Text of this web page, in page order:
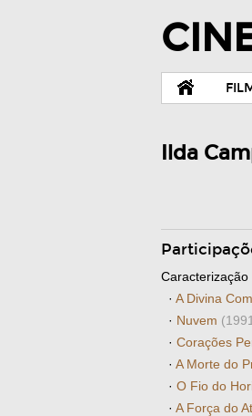
Ilda
Caracterização
· A Divina
· Nuvem
· Corações
· A Morte do
· O Fio do
· A Força do